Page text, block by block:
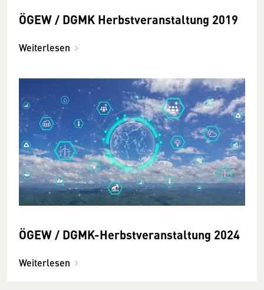
ÖGEW / DGMK Herbstveranstaltung 2019
Weiterlesen
ÖGEW / DGMK-Herbstveranstaltung 2024
Weiterlesen